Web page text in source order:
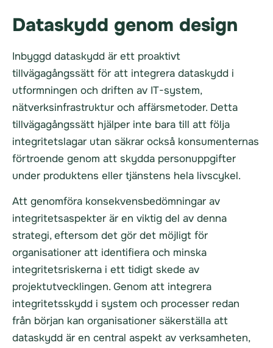
Dataskydd genom design
Inbyggd dataskydd är ett proaktivt
tillvägagångssätt för att integrera dataskydd i
utformningen och driften av IT-system,
nätverksinfrastruktur och affärsmetoder. Detta
tillvägagångssätt hjälper inte bara till att följa
integritetslagar utan säkrar också konsumenternas
förtroende genom att skydda personuppgifter
under produktens eller tjänstens hela livscykel.
Att genomföra konsekvensbedömningar av
integritetsaspekter är en viktig del av denna
strategi, eftersom det gör det möjligt för
organisationer att identifiera och minska
integritetsriskerna i ett tidigt skede av
projektutvecklingen. Genom att integrera
integritetsskydd i system och processer redan
från början kan organisationer säkerställa att
dataskydd är en central aspekt av verksamheten,